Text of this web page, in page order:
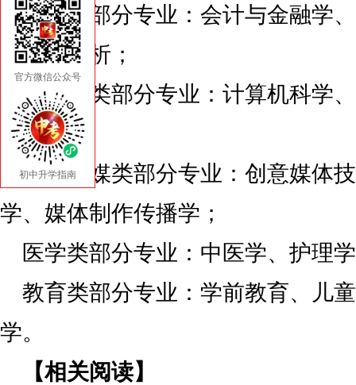
商科类部分专业：会计与金融学
和商业分析；
计算机类部分专业：计算机科学
全学；
艺术传媒类部分专业：创意媒体
学、媒体制作传播学；
医学类部分专业：中医学、护理
教育类部分专业：学前教育、儿
学。
【相关阅读】
官方微信公众号
初中升学指南